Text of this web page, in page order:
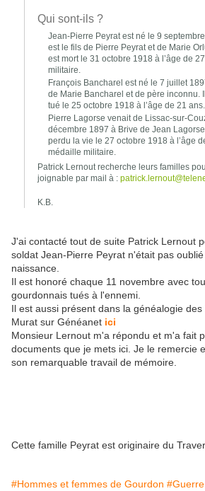
Qui sont-ils ?
Jean-Pierre Peyrat est né le 9
est le fils de Pierre Peyrat et de Marie
est mort le 31 octobre 1918 à l’âge de
militaire.
François Bancharel est né le 7 juillet
de Marie Bancharel et de père inconnu.
tué le 25 octobre 1918 à l’âge de 21 ans.
Pierre Lagorse venait de Lissac-sur-
décembre 1897 à Brive de Jean
perdu la vie le 27 octobre 1918 à l’âge
médaille militaire.
Patrick Lernout recherche leurs familles
joignable par mail à :
K.B.
J'ai contacté tout de suite Patrick Lernout
soldat Jean-Pierre Peyrat n'était pas
naissance.
Il est honoré chaque 11 novembre avec
gourdonnais tués à l'ennemi.
Il est aussi présent dans la généalogie
Murat sur Généanet ici
Monsieur Lernout m'a répondu et m'a fait
documents que je mets ici. Je le remercie
son remarquable travail de mémoire.
Cette famille Peyrat est originaire du
#Hommes et femmes de Gourdon